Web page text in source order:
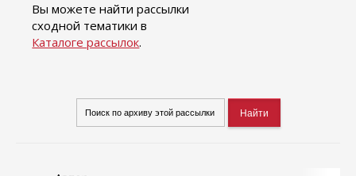
Вы можете найти рассылки
сходной тематики в
Каталоге рассылок.